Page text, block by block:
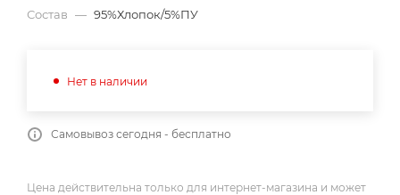
Состав — 95%Хлопок/5%ПУ
Нет в наличии
Самовывоз сегодня - бесплатно
Цена действительна только для интернет-магазина и может